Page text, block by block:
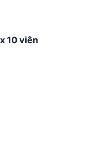
10 viên